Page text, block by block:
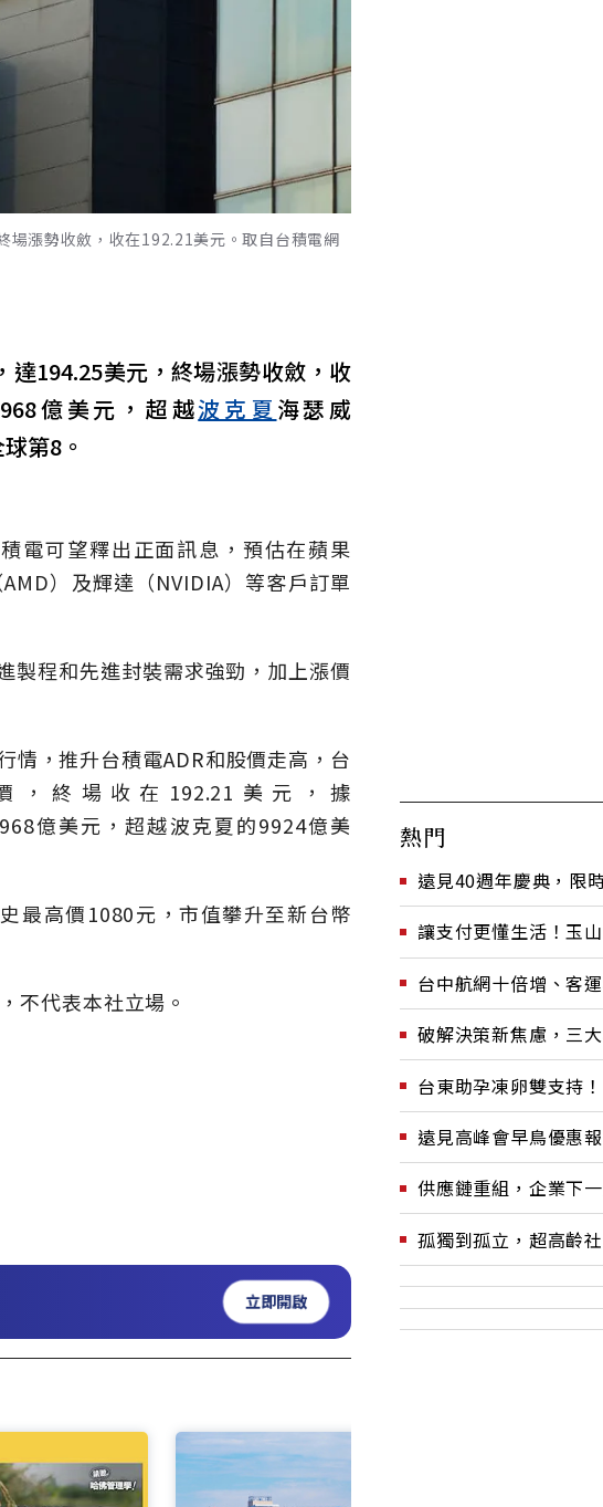
場漲勢收斂，收在192.21美元。取自台積電網
達194.25美元，終場漲勢收斂，收
億美元，超越波克夏海瑟威
第8。
電可望釋出正面訊息，預估在蘋果
）及輝達（NVIDIA）等客戶訂單
製程和先進封裝需求強勁，加上漲價
情，推升台積電ADR和股價走高，台
，終場收在192.21美元，據
億美元，超越波克夏的9924億美
最高價1080元，市值攀升至新台幣
不代表本社立場。
立即開啟
熱門
遠見40週年慶典，限
讓支付更懂生活！玉
台中航網十倍增、客
破解決策新焦慮，三
台東助孕凍卵雙支持！
遠見高峰會早鳥優惠報
供應鏈重組，企業下
孤獨到孤立，超高齡